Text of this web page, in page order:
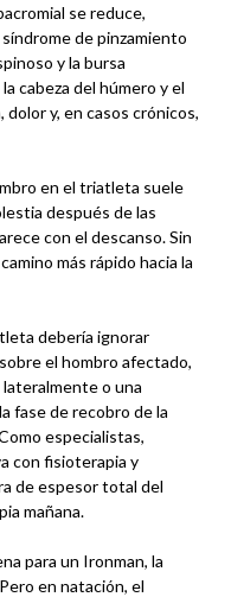
se reduce,
de pinzamiento
y la bursa
cabeza del húmero y el
y, en casos crónicos,
en el triatleta suele
después de las
con el descanso. Sin
más rápido hacia la
debería ignorar
el hombro afectado,
o una
fase de recobro de la
especialistas,
con fisioterapia y
de espesor total del
mañana.
para un Ironman, la
en natación, el